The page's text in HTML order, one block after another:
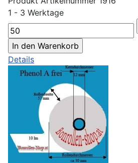
1 - 3 Werktage
Details